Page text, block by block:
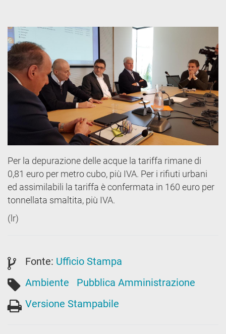
Per la depurazione delle acque la tariffa rimane di
0,81 euro per metro cubo, più IVA. Per i rifiuti urbani
ed assimilabili la tariffa è confermata in 160 euro per
tonnellata smaltita, più IVA.
(lr)
Fonte: Ufficio Stampa
Ambiente
Pubblica Amministrazione
Versione Stampabile